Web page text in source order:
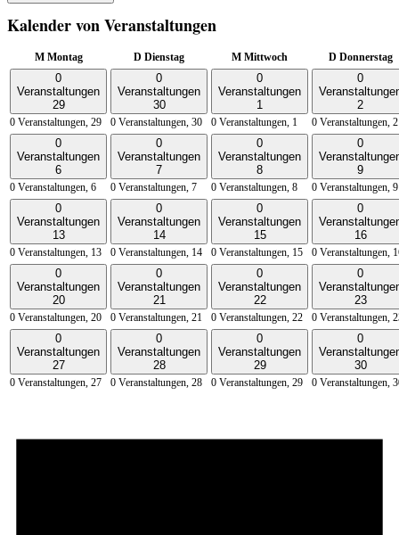
Kalender von Veranstaltungen
M Montag D Dienstag M Mittwoch D Donnerstag
0
Veranstaltungen
29
0 Veranstaltungen, 29
0
Veranstaltungen
30
0 Veranstaltungen, 30
0
Veranstaltungen
1
0 Veranstaltungen, 1
0
2
0 Veranstaltungen, 2
0
Veranstaltungen
6
0 Veranstaltungen, 6
0
Veranstaltungen
7
0 Veranstaltungen, 7
0
Veranstaltungen
8
0 Veranstaltungen, 8
0
9
0 Veranstaltungen, 9
0
Veranstaltungen
13
0 Veranstaltungen, 13
0
Veranstaltungen
14
0 Veranstaltungen, 14
0
Veranstaltungen
15
0 Veranstaltungen, 15
0
16
0 Veranstaltungen,
0
Veranstaltungen
20
0 Veranstaltungen, 20
0
Veranstaltungen
21
0 Veranstaltungen, 21
0
Veranstaltungen
22
0 Veranstaltungen, 22
0
23
0 Veranstaltungen,
0
Veranstaltungen
27
0 Veranstaltungen, 27
0
Veranstaltungen
28
0 Veranstaltungen, 28
0
Veranstaltungen
29
0 Veranstaltungen, 29
0
30
0 Veranstaltungen,